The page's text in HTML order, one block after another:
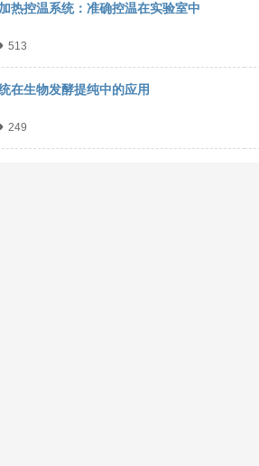
热控温系统：准确控温在实验室中
513
在生物发酵提纯中的应用
249